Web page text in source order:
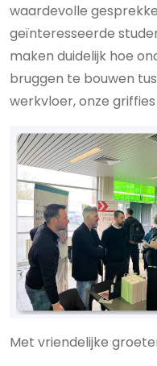
waardevolle
geïnteresseerde
maken duidelijk hoe
bruggen te bouwen
werkvloer, onze
Met vriendelijke